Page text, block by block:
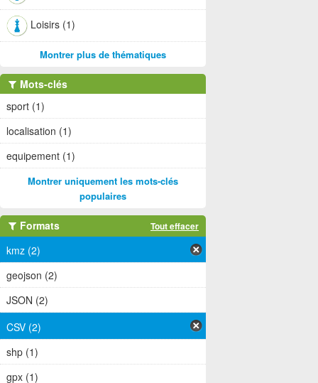
Loisirs (1)
Montrer plus de thématiques
Mots-clés
sport (1)
localisation (1)
equipement (1)
Montrer uniquement les mots-clés
populaires
Formats Tout effacer
kmz (2)
geojson (2)
JSON (2)
CSV (2)
shp (1)
gpx (1)